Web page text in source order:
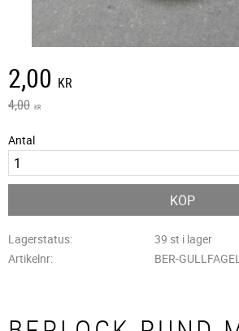
Nedsatt pris:
2,00 KR
Ordinarie pris:
4,00 KR
Antal
KÖP
Lagerstatus
39 st i lager
Artikelnr
BER-